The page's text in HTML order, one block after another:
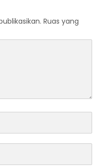
Ruas yang